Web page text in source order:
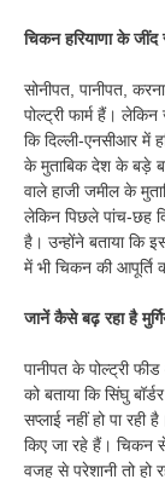
चिकन हरियाणा के
सोनीपत, पानीपत,
पोल्ट्री फार्म हैं। लेकिन
कि दिल्ली-एनसीआर में
के मुताबिक देश के बड़े
वाले हाजी जमील के
लेकिन पिछले पांच-छह
है। उन्होंने बताया कि
में भी चिकन की आपूर्ति
जानें कैसे बढ़ रहा है
पानीपत के पोल्ट्री
को बताया कि सिंघु
सप्लाई नहीं हो पा
किए जा रहे हैं। चिकन
वजह से परेशानी तो हो